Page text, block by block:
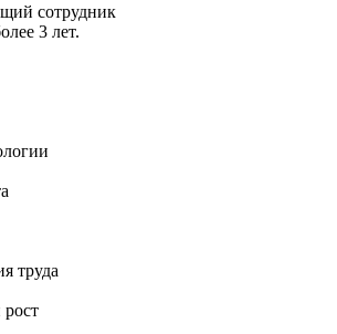
сотрудник
3 лет.
труда